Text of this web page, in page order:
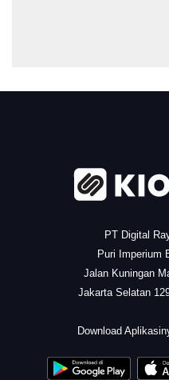
PT Digital
Puri Imperium
Jalan Kuningan
Jakarta Selatan
Download